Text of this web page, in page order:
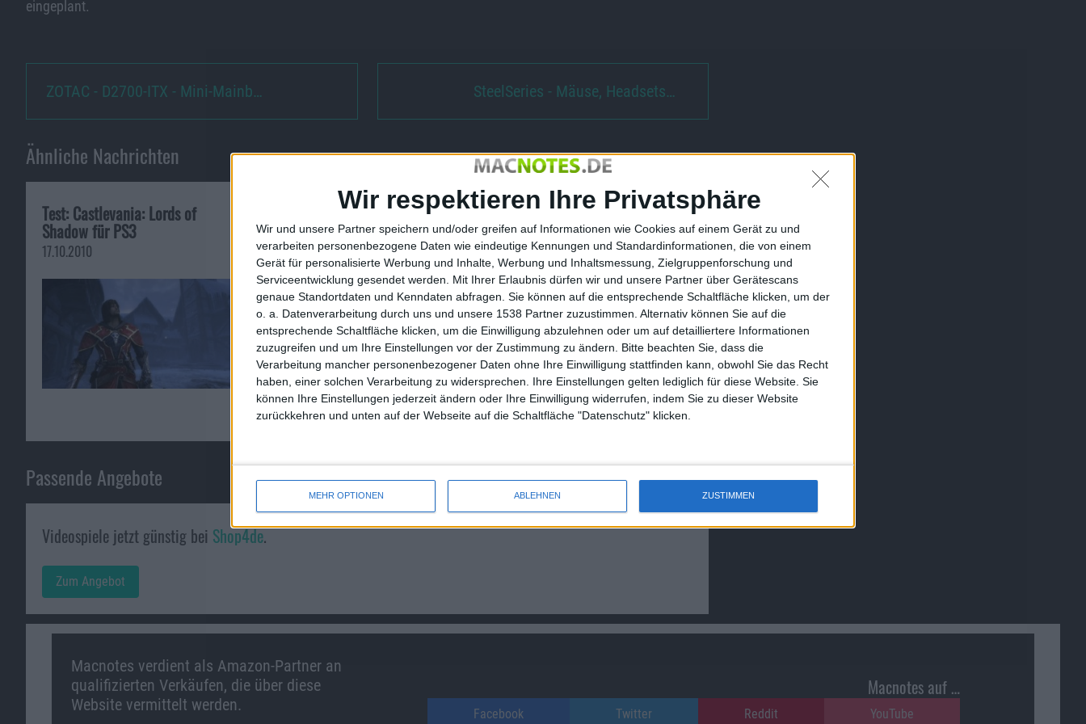
Wir respektieren Ihre Privatsphäre
Wir und unsere Partner speichern und/oder greifen auf Informationen wie Cookies auf einem Gerät zu und
verarbeiten personenbezogene Daten wie eindeutige Kennungen und Standardinformationen, die von einem
Gerät für personalisierte Werbung und Inhalte, Werbung und Inhaltsmessung, Zielgruppenforschung und
Serviceentwicklung gesendet werden.
Mit Ihrer Erlaubnis dürfen wir und unsere Partner über Gerätescans
genaue Standortdaten und Kenndaten abfragen. Sie können auf die entsprechende Schaltfläche klicken, um der
o. a. Datenverarbeitung durch uns und unsere 1538 Partner zuzustimmen. Alternativ können Sie auf die
entsprechende Schaltfläche klicken, um die Einwilligung abzulehnen oder um auf detailliertere Informationen
zuzugreifen und um Ihre Einstellungen vor der Zustimmung zu ändern.
Bitte beachten Sie, dass die
Verarbeitung mancher personenbezogener Daten ohne Ihre Einwilligung stattfinden kann, obwohl Sie das Recht
haben, einer solchen Verarbeitung zu widersprechen. Ihre Einstellungen gelten lediglich für diese Website. Sie
können Ihre Einstellungen jederzeit ändern oder Ihre Einwilligung widerrufen, indem Sie zu dieser Website
zurückkehren und unten auf der Webseite auf die Schaltfläche "Datenschutz" klicken.
MEHR OPTIONEN ABLEHNEN ZUSTIMMEN
eingeplant.
ZOTAC - D2700-ITX - Mini-Mainb… SteelSeries - Mäuse, Headsets…
Ähnliche Nachrichten
Test: Castlevania: Lords of
Shadow für PS3
17.10.2010
Wölfe in Red Dead Redemption
vom Aussterben bedroht?
05.07.2010
Digitales Dossier zu Front
Mission Evolved heute kostenlos
downloaden
15.09.2010
Passende Angebote
Videospiele jetzt günstig bei Shop4de.
Zum Angebot
Macnotes verdient als Amazon-Partner an
qualifizierten Verkäufen, die über diese
Website vermittelt werden.
Macnotes auf …
Facebook Twitter Reddit YouTube